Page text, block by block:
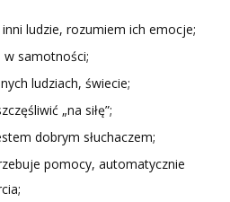
ludzie, rozumiem ich emocje;
samotności;
ludziach, świecie;
„na siłę”;
dobrym słuchaczem;
pomocy, automatycznie